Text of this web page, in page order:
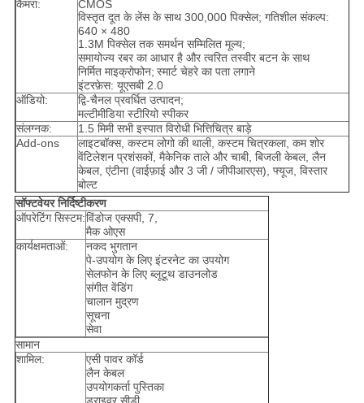
कैमरा:
CMOS
विस्तृत दूत के लेंस के साथ 300,000 पिक्सेल; गतिशील संकल्प:
640 × 480
1.3M पिक्सेल तक समर्थन सम्मिलित मूल्य;
समायोज्य रबर का आधार है और त्वरित तस्वीर बटन के साथ
निर्मित माइक्रोफोन; स्मार्ट चेहरे का पता लगाने
इंटरफ़ेस: यूएसबी 2.0
ऑडियो:
द्वि-चैनल प्रवर्धित उत्पादन;
मल्टीमीडिया स्टीरियो स्पीकर
संलग्नक:
1.5 मिमी सभी इस्पात विरोधी भित्तिचित्र बाड़े
Add-ons
लाइटबॉक्स, कस्टम लोगो की थाली, कस्टम चित्रकला, कम शोर
वेंटिलेशन प्रशंसकों, मैकेनिक ताले और चाबी, बिजली केबल, लैन
केबल, एंटीना (वाईफ़ाई और 3 जी / जीपीआरएस), फ्यूज, विस्तार
बोल्ट
सॉफ्टवेयर निर्दिष्टीकरण
ऑपरेटिंग सिस्टम:विंडोज एक्सपी, 7,
मैक ओएस
कार्यक्षमताओं:
नकद भुगतान
पे-उपयोग के लिए इंटरनेट का उपयोग
सेलफोन के लिए ब्लूटूथ डाउनलोड
संगीत वेंडिंग
चालान मुद्रण
सूचना
सेवा
सामान
शामिल:
एसी पावर कॉर्ड
लैन केबल
उपयोगकर्ता पुस्तिका